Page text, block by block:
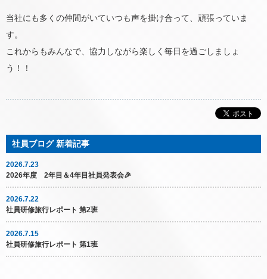
当社にも多くの仲間がいていつも声を掛け合って、頑張っていま
す。
これからもみんなで、協力しながら楽しく毎日を過ごしましょ
う！！
2026.7.23
2026年度 2年目＆4年目社員発表会🎉
2026.7.22
社員研修旅行レポート 第2班
2026.7.15
社員研修旅行レポート 第1班